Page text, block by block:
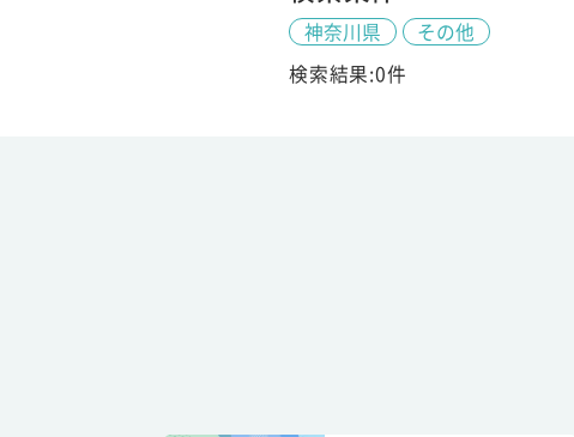
神奈川県
その他
検索結果:0件